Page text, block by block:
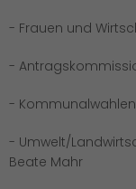
- Frauen und
-
-
- Umwelt/
Beate Mahr